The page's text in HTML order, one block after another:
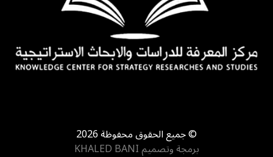
جميع الحقوق محفوظة 2026 ©
KHALED BANIبرمجة وتصميم